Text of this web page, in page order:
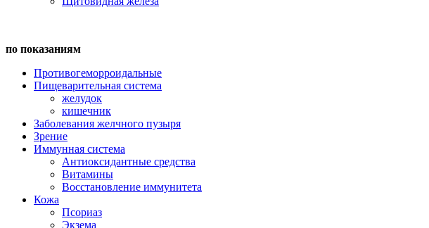
по показаниям
Противогеморроидальные
Пищеварительная система
желудок
кишечник
Заболевания желчного пузыря
Зрение
Иммунная система
Антиоксидантные средства
Витамины
Восстановление иммунитета
Кожа
Псориаз
Экзема